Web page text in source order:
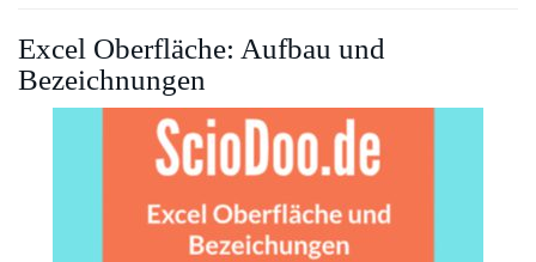
Excel Oberfläche: Aufbau und
Bezeichnungen